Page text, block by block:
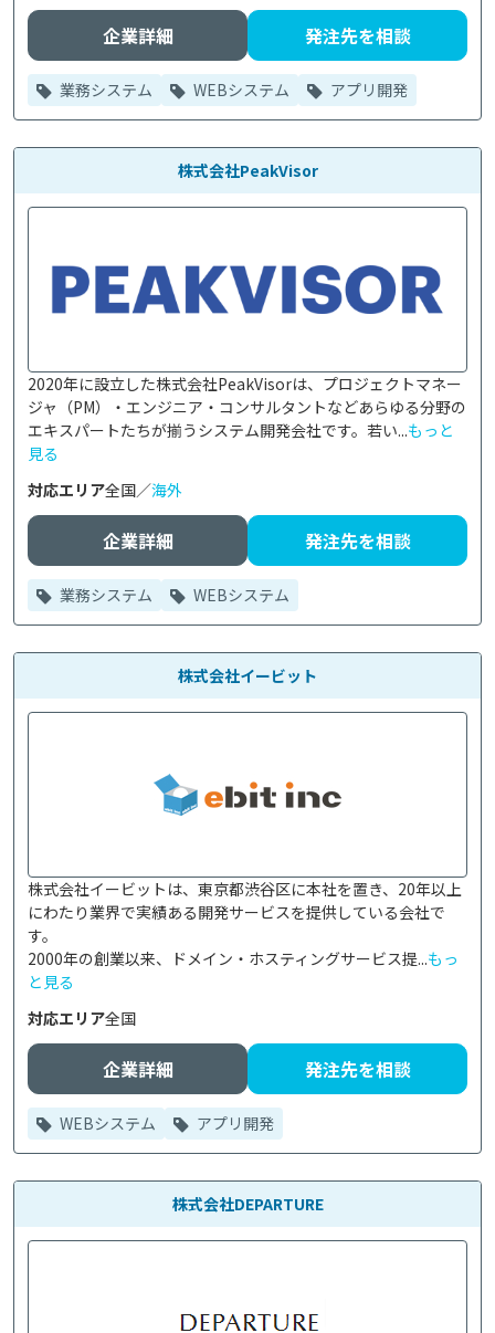
企業詳細 発注先を相談
業務システム WEBシステム アプリ開発
株式会社PeakVisor
2020年に設立した株式会社PeakVisorは、プロジェクトマネー
ジャ（PM）・エンジニア・コンサルタントなどあらゆる分野の
エキスパートたちが揃うシステム開発会社です。若い...もっと
見る
対応エリア全国／海外
企業詳細 発注先を相談
業務システム WEBシステム
株式会社イービット
株式会社イービットは、東京都渋谷区に本社を置き、20年以上
にわたり業界で実績ある開発サービスを提供している会社で
す。
2000年の創業以来、ドメイン・ホスティングサービス提...もっ
と見る
対応エリア全国
企業詳細 発注先を相談
WEBシステム アプリ開発
株式会社DEPARTURE